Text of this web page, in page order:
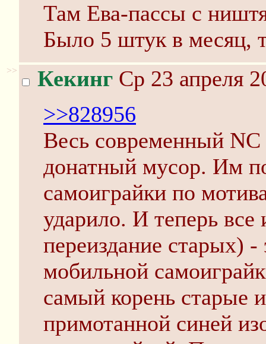
Там Ева-пассы с
Было 5 штук в месяц,
>> Кекинг Ср 23 апреля
>>828956
Весь современный
донатный мусор. Им
самоиграйки по
ударило. И теперь
переиздание старых)
мобильной
самый корень старые
примотанной синей